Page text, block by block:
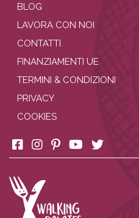
BLOG
LAVORA CON NOI
CONTATTI
FINANZIAMENTI UE
TERMINI & CONDIZIONI
PRIVACY
COOKIES